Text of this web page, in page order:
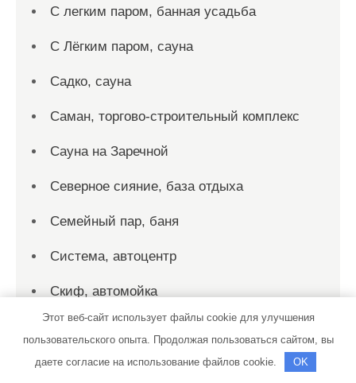
С легким паром, банная усадьба
С Лёгким паром, сауна
Садко, сауна
Саман, торгово-строительный комплекс
Сауна на Заречной
Северное сияние, база отдыха
Семейный пар, баня
Система, автоцентр
Скиф, автомойка
Соната, автотехцентр
Соната, автотехцентр
Этот веб-сайт использует файлы cookie для улучшения
пользовательского опыта. Продолжая пользоваться сайтом, вы
даете согласие на использование файлов cookie.
OK